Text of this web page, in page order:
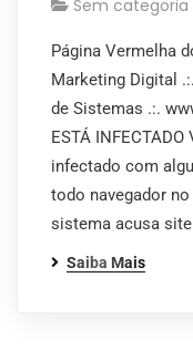
Sem categoria
Página Vermelha
Marketing Digital
de Sistemas .:.
ESTÁ
infectado com
todo navegador
sistema acusa
Saiba Mais